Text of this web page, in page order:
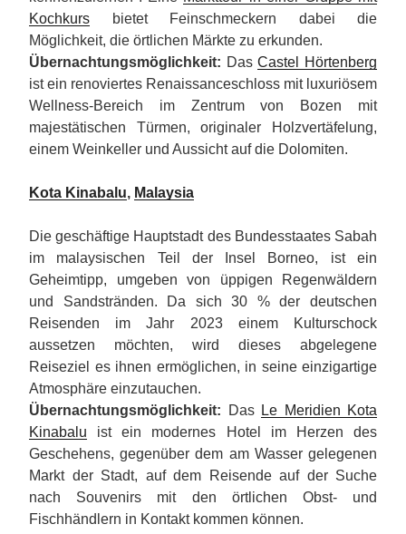
Kochkurs bietet Feinschmeckern dabei die
Möglichkeit, die örtlichen Märkte zu erkunden.
Übernachtungsmöglichkeit: DasCastel Hörtenberg
ist ein renoviertes Renaissanceschloss mit luxuriösem
Wellness-Bereich im Zentrum von Bozen mit
majestätischen Türmen, originaler Holzvertäfelung,
einem Weinkeller und Aussicht auf die Dolomiten.
Kota Kinabalu, Malaysia
Die geschäftige Hauptstadt des Bundesstaates Sabah
im malaysischen Teil der Insel Borneo, ist ein
Geheimtipp, umgeben von üppigen Regenwäldern
und Sandstränden. Da sich 30 % der deutschen
Reisenden im Jahr 2023 einem Kulturschock
aussetzen möchten, wird dieses abgelegene
Reiseziel es ihnen ermöglichen, in seine einzigartige
Atmosphäre einzutauchen.
Übernachtungsmöglichkeit: Das Le Meridien Kota
Kinabalu ist ein modernes Hotel im Herzen des
Geschehens, gegenüber dem am Wasser gelegenen
Markt der Stadt, auf dem Reisende auf der Suche
nach Souvenirs mit den örtlichen Obst- und
Fischhändlern in Kontakt kommen können.